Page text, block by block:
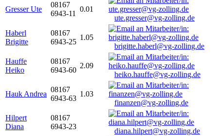
Gresser Ute
08167
6943-11
0.01
ute.gresser@vg-zolling.de
Haberl
Brigitte
08167
6943-25
1.05
brigitte.haberl@vg-zolling.de
Hauffe
Heiko
08167
6943-60
2.09
heiko.hauffe@vg-zolling.de
Hauk Andrea
08167
6943-63
1.03
finanzen@vg-zolling.de
Hilpert
Diana
08167
6943-23
diana.hilpert@vg-zolling.de